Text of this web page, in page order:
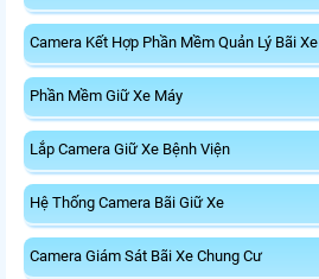
Camera Kết Hợp Phần Mềm Quản Lý Bãi Xe
Phần Mềm Giữ Xe Máy
Lắp Camera Giữ Xe Bệnh Viện
Hệ Thống Camera Bãi Giữ Xe
Camera Giám Sát Bãi Xe Chung Cư